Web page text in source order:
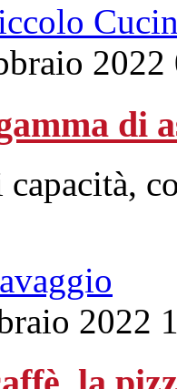
2022
di
capacità,
2022